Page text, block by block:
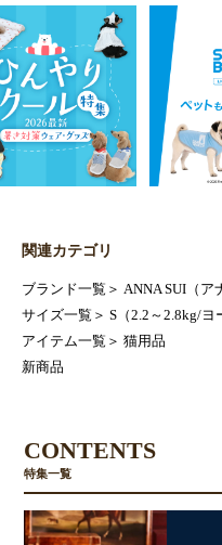
関連カテゴリ
ブランド一覧 ＞ ANNA SUI（ア
サイズ一覧 ＞ S（2.2～2.8kg/ヨ
アイテム一覧 ＞ 猫用品
新商品
CONTENTS
特集一覧